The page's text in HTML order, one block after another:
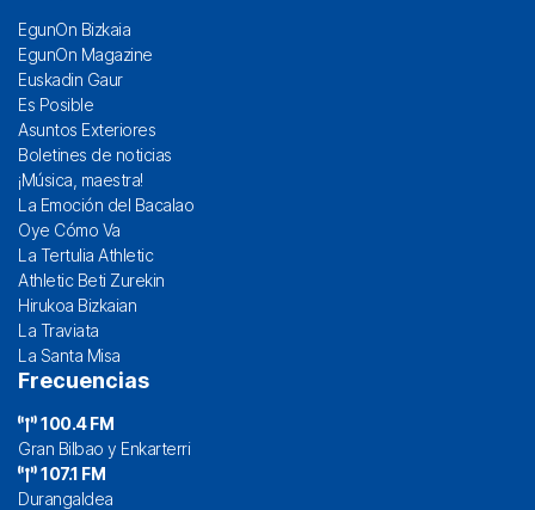
EgunOn Bizkaia
EgunOn Magazine
Euskadin Gaur
Es Posible
Asuntos Exteriores
Boletines de noticias
¡Música, maestra!
La Emoción del Bacalao
Oye Cómo Va
La Tertulia Athletic
Athletic Beti Zurekin
Hirukoa Bizkaian
La Traviata
La Santa Misa
Frecuencias
100.4 FM
Gran Bilbao y Enkarterri
107.1 FM
Durangaldea